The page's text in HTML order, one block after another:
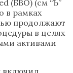
(БВО) (см “Ъ”
в рамках
продолжают
в целях
активами
включил